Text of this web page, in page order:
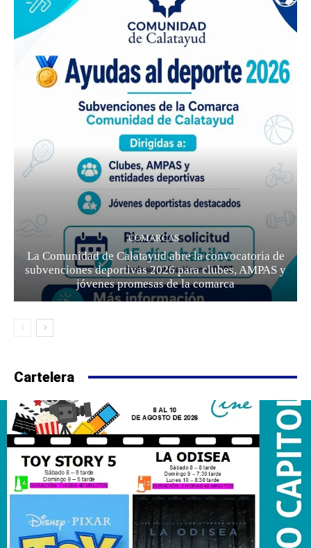
COMARCAS
La Comunidad de Calatayud abre la convocatoria de
subvenciones deportivas 2026 para clubes, AMPAS y
jóvenes promesas de la comarca
Cartelera